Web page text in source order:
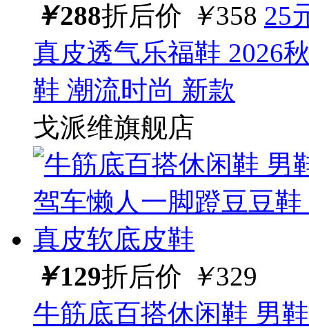
￥288折后价 ￥358 25
真皮透气乐福鞋 2026
鞋 潮流时尚 新款
戈派维旗舰店
￥129折后价 ￥329
牛筋底百搭休闲鞋 男